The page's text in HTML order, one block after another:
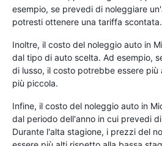
esempio, se prevedi di noleggiare
potresti ottenere una tariffa scontata.
Inoltre, il costo del noleggio auto in
dal tipo di auto scelta. Ad esempio,
di lusso, il costo potrebbe essere
più piccola.
Infine, il costo del noleggio auto in
dal periodo dell'anno in cui prevedi
Durante l'alta stagione, i prezzi del